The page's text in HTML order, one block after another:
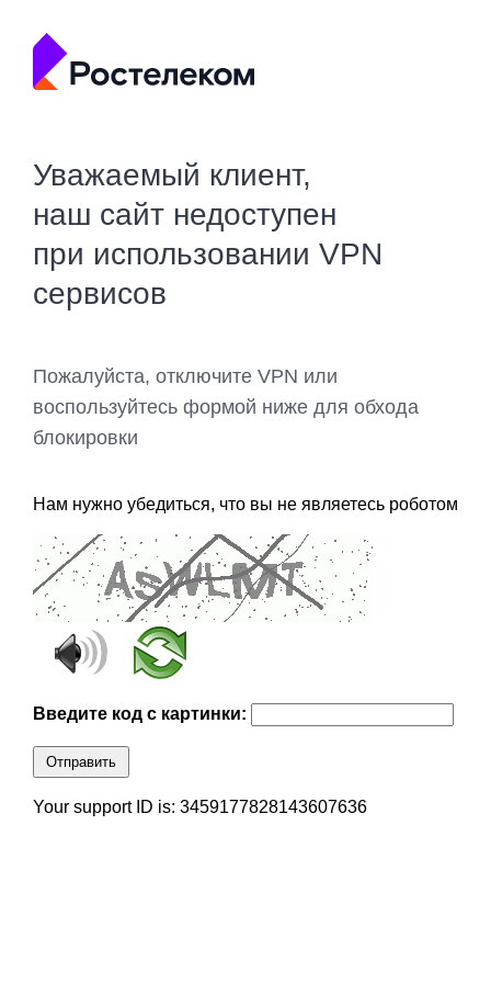
Уважаемый клиент,
наш сайт недоступен
при использовании VPN
сервисов
Пожалуйста, отключите VPN или
воспользуйтесь формой ниже для обхода
блокировки
Нам нужно убедиться, что вы не являетесь роботом
Введите код с картинки:
Отправить
Your support ID is: 3459177828143607636